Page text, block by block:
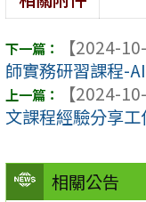
相關公告
【2024-
師實務研習課程-
【2024-
文課程經驗分享工